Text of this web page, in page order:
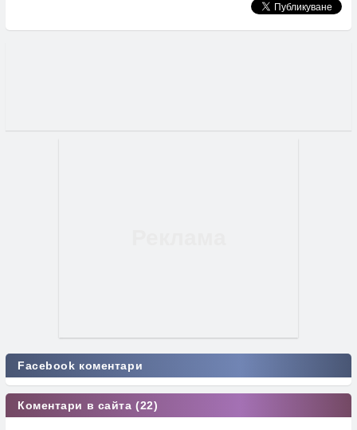
Facebook коментари
Коментари в сайта (22)